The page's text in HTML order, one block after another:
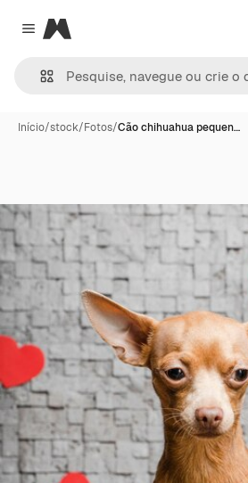
Close menu
Magnific
Início/stock/Fotos/Cão chihuahua pequen…